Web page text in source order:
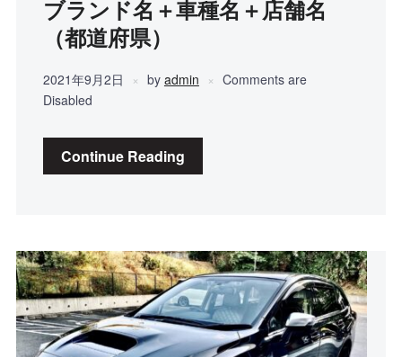
ブランド名＋車種名＋店舗名
（都道府県）
2021年9月2日 by admin
Comments are
Disabled
Continue Reading